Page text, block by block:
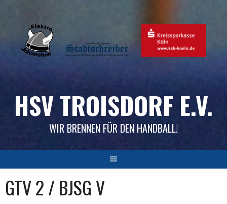
HSV TROISDORF E.V.
WIR BRENNEN FÜR DEN HANDBALL!
GTV 2 / BJSG V